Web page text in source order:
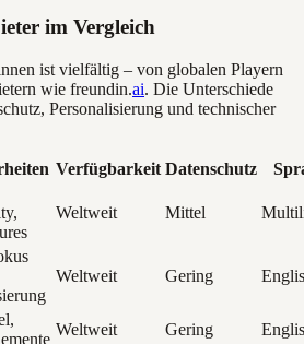
im Vergleich
ist vielfältig – von globalen Playern
wie freundin.ai. Die Unterschiede
Personalisierung und technischer
Verfügbarkeit Datenschutz
Weltweit Mittel
Weltweit Gering
Weltweit Gering